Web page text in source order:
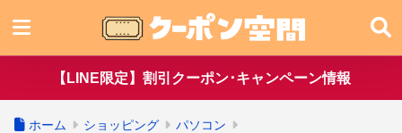
【LINE限定】割引クーポン･キャンペーン情報
ホーム ショッピング パソコン